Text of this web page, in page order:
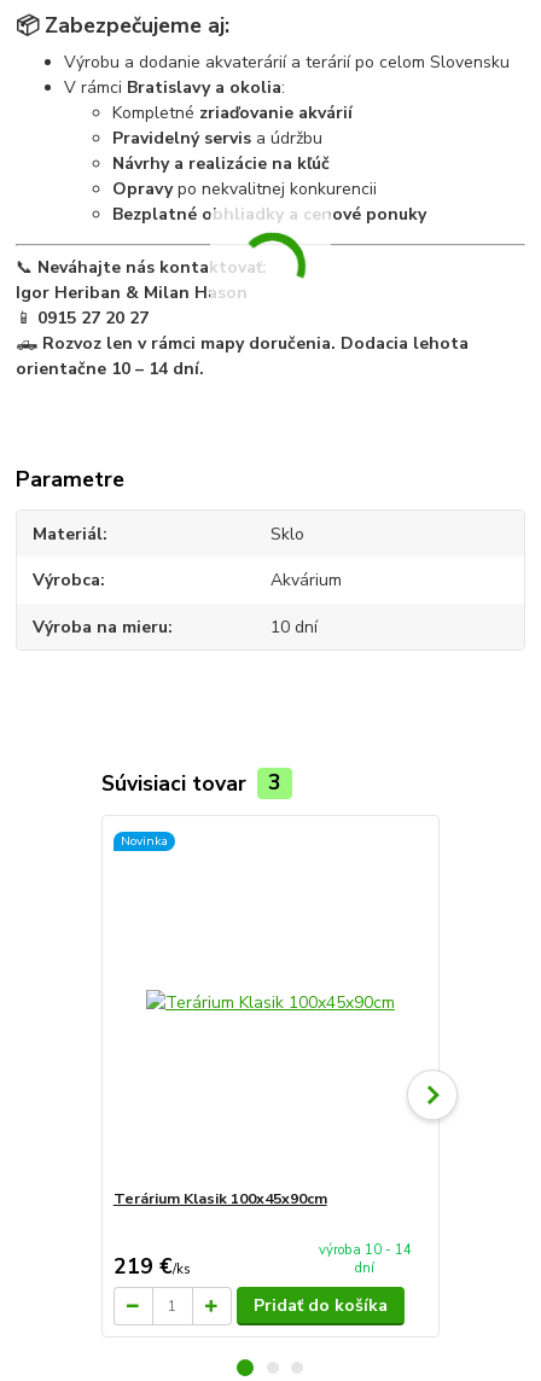
📦 Zabezpečujeme aj:
Výrobu a dodanie akvaterárií a terárií po celom Slovensku
V rámci Bratislavy a okolia:
Kompletné zriaďovanie akvárií
Pravidelný servis a údržbu
Návrhy a realizácie na kľúč
Opravypo nekvalitnej konkurencii
Bezplatné obhliadky a cenové ponuky
📞 Neváhajte nás kontaktovať:
Igor Heriban & Milan Hason
📱 0915 27 20 27
🛻 Rozvoz len v rámci mapy doručenia. Dodacia lehota
orientačne 10 – 14 dní.
Parametre
Materiál Sklo
Výrobca Akvárium
Výroba na mieru 10 dní
Súvisiaci tovar 3
Novinka
Terárium Klasik 100x45x90cm
219 €/ks
výroba 10 - 14
dní
Pridať do košíka